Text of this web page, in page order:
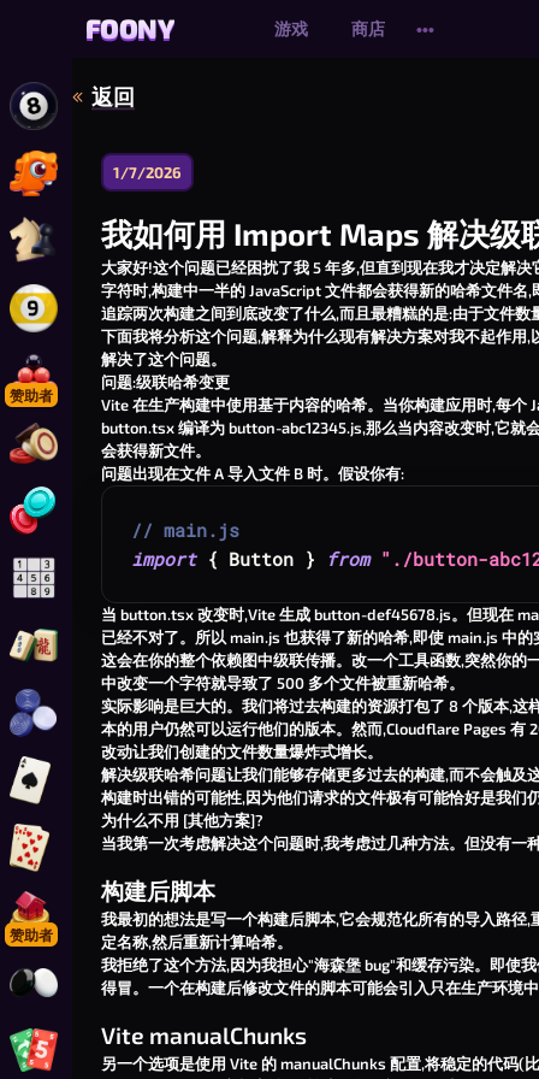
FOONY
FOONY 游戏 商店 •••
返回
玩 在线 8 球台球
玩 恐龙轰炸大作战 Online
玩 在线国际象棋
玩 9号球台球在线版
玩 在线斯诺克
赞助者
玩 卡罗姆弹球棋
玩 四子连珠
玩 在线数独
玩 麻将连连看接龙
玩 在线西洋跳棋
玩 黑桃
玩 金拉米
玩 Foonopoly
赞助者
玩 围棋
玩 Foon-o
1/7/2026
我如何用 Import Maps 解决级
大家好!这个问题已经困扰了我 5 年多,但直到现在我才决定解
字符时,构建中一半的 JavaScript 文件都会获得新的哈希文件
追踪两次构建之间到底改变了什么,而且最糟糕的是:由于文件
下面我将分析这个问题,解释为什么现有解决方案对我不起作
解决了这个问题。
问题:级联哈希变更
Vite 在生产构建中使用基于内容的哈希。当你构建应用时,每
button.tsx编译为button-abc12345.js,那么当内容改变时,它就
会获得新文件。
问题出现在文件 A 导入文件 B 时。假设你有:
// main.js
import { Button } from "./button-
当 button.tsx改变时,Vite 生成button-def45678.js。但现在
已经不对了。所以 main.js也获得了新的哈希,即使main.js中的
这会在你的整个依赖图中级联传播。改一个工具函数,突然你
中改变一个字符就导致了 500 多个文件被重新哈希。
实际影响是巨大的。我们将过去构建的资源打包了 8 个版本,
本的用户仍然可以运行他们的版本。然而,Cloudflare Pages 有
改动让我们创建的文件数量爆炸式增长。
解决级联哈希问题让我们能够存储更多过去的构建,而不会触
构建时出错的可能性,因为他们请求的文件极有可能恰好是我们
为什么不用 [其他方案]?
当我第一次考虑解决这个问题时,我考虑过几种方法。但没有一
构建后脚本
我最初的想法是写一个构建后脚本,它会规范化所有的导入路
定名称,然后重新计算哈希。
我拒绝了这个方法,因为我担心"海森堡 bug"和缓存污染。即使
得冒。一个在构建后修改文件的脚本可能会引入只在生产环境
Vite manualChunks
另一个选项是使用 Vite 的manualChunks配置,将稳定的代码(